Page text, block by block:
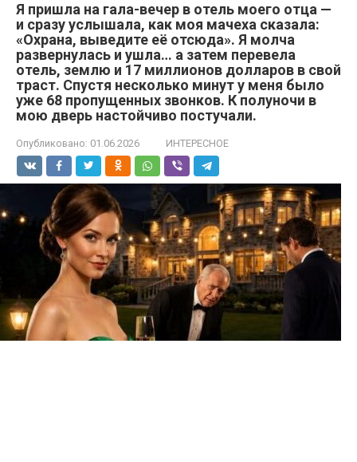
Я пришла на гала-вечер в отель моего отца —
и сразу услышала, как моя мачеха сказала:
«Охрана, выведите её отсюда». Я молча
развернулась и ушла… а затем перевела
отель, землю и 17 миллионов долларов в свой
траст. Спустя несколько минут у меня было
уже 68 пропущенных звонков. К полуночи в
мою дверь настойчиво постучали.
Опубликовано: 01.06.2026 ИНТЕРЕСНОЕ